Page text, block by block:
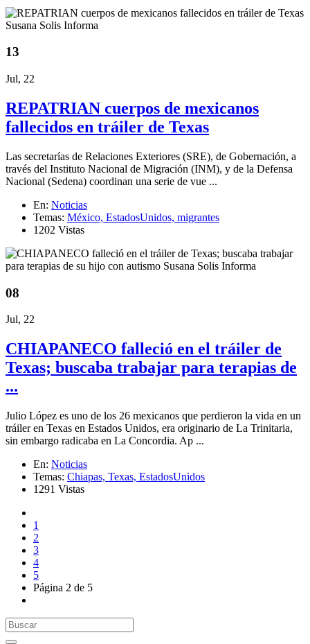
13
Jul, 22
REPATRIAN cuerpos de mexicanos
fallecidos en tráiler de Texas
Las secretarías de Relaciones Exteriores (SRE), de Gobernación, a
través del Instituto Nacional de Migración (INM), y de la Defensa
Nacional (Sedena) coordinan una serie de vue ...
En: Noticias
Temas: México, EstadosUnidos, migrantes
1202 Vistas
08
Jul, 22
CHIAPANECO falleció en el tráiler de
Texas; buscaba trabajar para terapias de
...
Julio López es uno de los 26 mexicanos que perdieron la vida en un
tráiler en Texas en Estados Unidos, era originario de La Trinitaria,
sin embargo radicaba en La Concordia. Ap ...
En: Noticias
Temas: Chiapas, Texas, EstadosUnidos
1291 Vistas
1
2
3
4
5
Página 2 de 5